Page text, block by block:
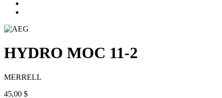
HYDRO MOC 11-2
MERRELL
45,00 $